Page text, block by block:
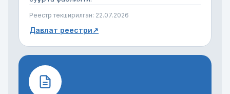
Реестр текширилган: 22.07.2026
Давлат реестри↗